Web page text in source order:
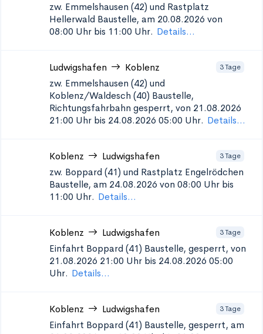
zw. Emmelshausen (42) und Rastplatz
Hellerwald Baustelle, am 20.08.2026 von
08:00 Uhr bis 11:00 Uhr. Details...
Ludwigshafen Koblenz 3 Tage
zw. Emmelshausen (42) und
Koblenz/Waldesch (40) Baustelle,
Richtungsfahrbahn gesperrt, von 21.08.2026
21:00 Uhr bis 24.08.2026 05:00 Uhr. Details...
Koblenz Ludwigshafen 3 Tage
zw. Boppard (41) und Rastplatz Engelrödchen
Baustelle, am 24.08.2026 von 08:00 Uhr bis
11:00 Uhr. Details...
Koblenz Ludwigshafen 3 Tage
Einfahrt Boppard (41) Baustelle, gesperrt, von
21.08.2026 21:00 Uhr bis 24.08.2026 05:00
Uhr. Details...
Koblenz Ludwigshafen 3 Tage
Einfahrt Boppard (41) Baustelle, gesperrt, am